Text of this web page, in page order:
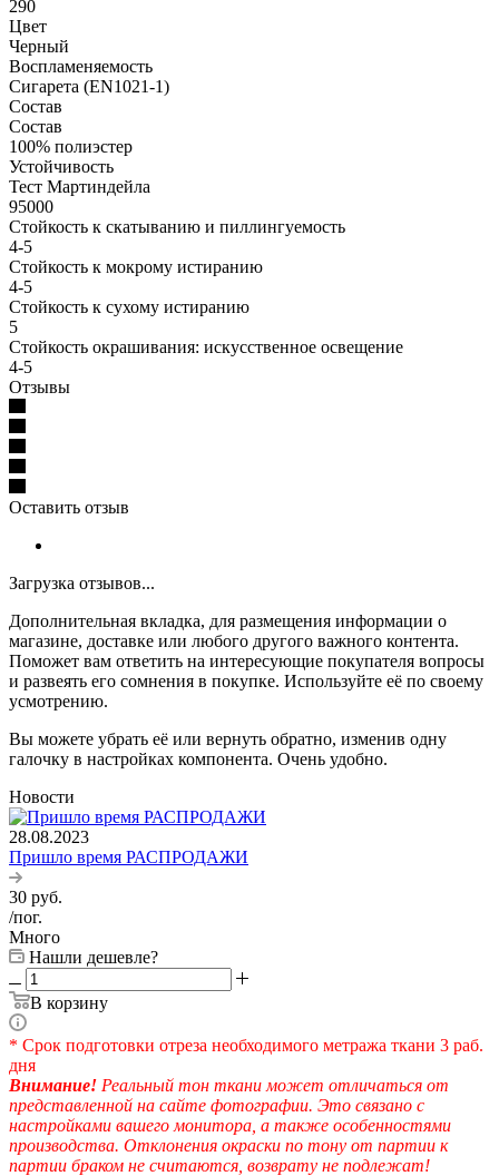
290
Цвет
Черный
Воспламеняемость
Сигарета (EN1021-1)
Состав
Состав
100% полиэстер
Устойчивость
Тест Мартиндейла
95000
Стойкость к скатыванию и пиллингуемость
4-5
Стойкость к мокрому истиранию
4-5
Стойкость к сухому истиранию
5
Стойкость окрашивания: искусственное освещение
4-5
Отзывы
Оставить отзыв
Загрузка отзывов...
Дополнительная вкладка, для размещения информации о
магазине, доставке или любого другого важного контента.
Поможет вам ответить на интересующие покупателя вопросы
и развеять его сомнения в покупке. Используйте её по своему
усмотрению.
Вы можете убрать её или вернуть обратно, изменив одну
галочку в настройках компонента. Очень удобно.
Новости
28.08.2023
Пришло время РАСПРОДАЖИ
30 руб.
/пог.
Много
Нашли дешевле?
В корзину
* Срок подготовки отреза необходимого метража ткани 3 раб.
дня
Внимание! Реальный тон ткани может отличаться от
представленной на сайте фотографии. Это связано с
настройками вашего монитора, а также особенностями
производства. Отклонения окраски по тону от партии к
партии браком не считаются, возврату не подлежат!